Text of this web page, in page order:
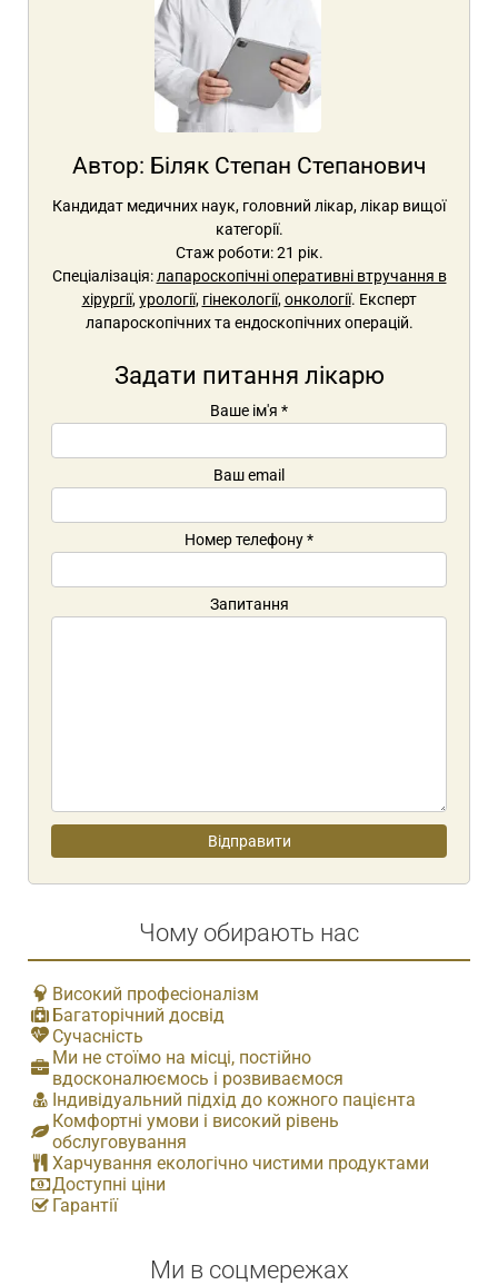
Автор: Біляк Степан Степанович
Кандидат медичних наук, головний лікар, лікар вищої
категорії.
Стаж роботи: 21 рік.
Спеціалізація:лапароскопічні оперативні втручання в
хірургії,урології, гінекології,онкології. Експерт
лапароскопічних та ендоскопічних операцій.
Задати питання лікарю
Ваше ім'я *
Ваш email
Номер телефону*
Запитання
Чому обирають нас
Високий професіоналізм
Багаторічний досвід
Сучасність
Ми не стоїмо на місці, постійно
вдосконалюємось і розвиваємося
Індивідуальний підхід до кожного пацієнта
Комфортні умови і високий рівень
обслуговування
Харчування екологічно чистими продуктами
Доступні ціни
Гарантії
Ми в соцмережах